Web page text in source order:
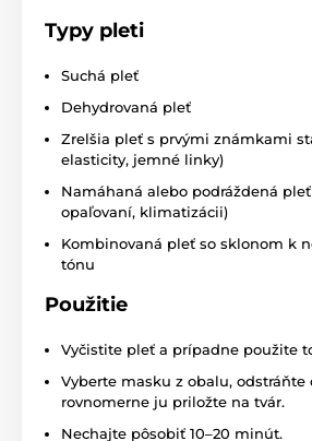
Typy pleti
Suchá pleť
Dehydrovaná pleť
Zrelšia pleť s prvými známkami
elasticity, jemné linky)
Namáhaná alebo podráždená
opaľovaní, klimatizácii)
Kombinovaná pleť so sklonom k
tónu
Použitie
Vyčistite pleť a prípadne použite
Vyberte masku z obalu, odstráňte
rovnomerne ju priložte na tvár.
Nechajte pôsobiť 10–20 minút.